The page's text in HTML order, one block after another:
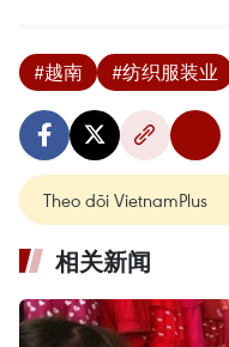
#越南 #纺织服装业
Theo dõi VietnamPlus
相关新闻